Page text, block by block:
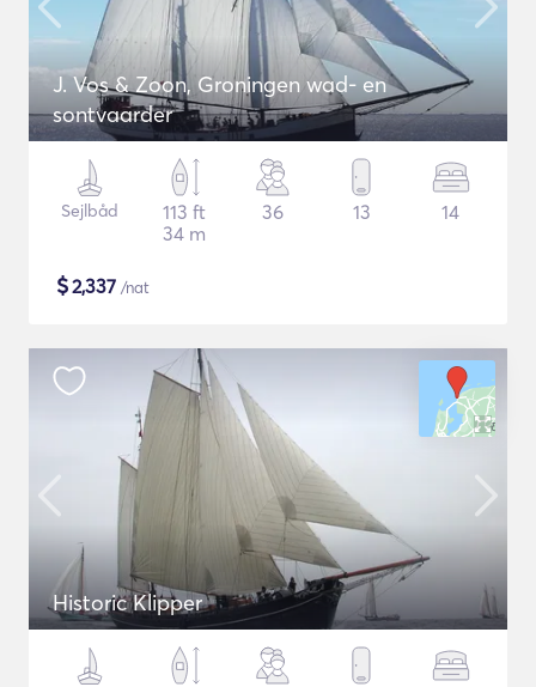
J. Vos & Zoon, Groningen wad- en
sontvaarder
Sejlbåd
113 ft
34 m
36 13 14
$2,337 /nat
Historic Klipper